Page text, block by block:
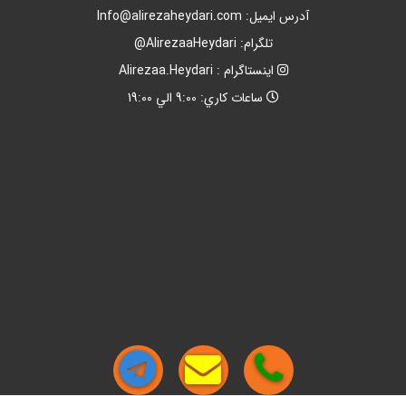
آدرس ايميل: Info@alirezaheydari.com
تلگرام: AlirezaaHeydari@
اينستاگرام : Alirezaa.Heydari
ساعات کاري: 9:00 الي 19:00